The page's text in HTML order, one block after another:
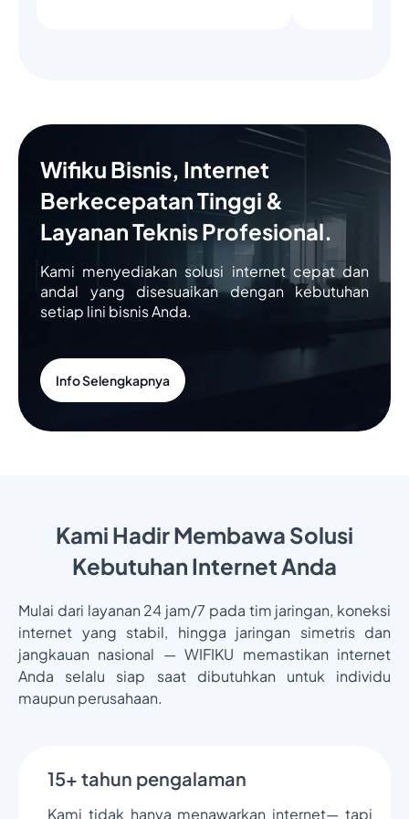
Wifiku Bisnis, Internet
Berkecepatan Tinggi &
Layanan Teknis Profesional.
Kami menyediakan solusi internet cepat dan
andal yang disesuaikan dengan kebutuhan
setiap lini bisnis Anda.
Info Selengkapnya
Kami Hadir Membawa Solusi
Kebutuhan Internet Anda
Mulai dari layanan 24 jam/7 pada tim jaringan, koneksi
internet yang stabil, hingga jaringan simetris dan
jangkauan nasional — WIFIKU memastikan internet
Anda selalu siap saat dibutuhkan untuk individu
maupun perusahaan.
15+ tahun pengalaman
Kami tidak hanya menawarkan internet— tapi